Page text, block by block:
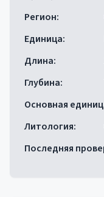
Регион:
Единица:
Длина:
Глубина:
Основная
Литология:
Последняя